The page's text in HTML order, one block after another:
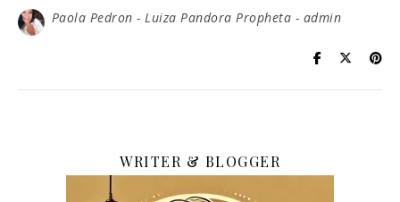
Paola Pedron - Luiza Pandora Propheta - admin
WRITER & BLOGGER